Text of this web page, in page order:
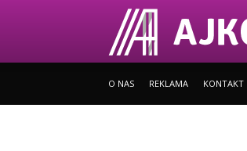
O NAS REKLAMA KONTAKT